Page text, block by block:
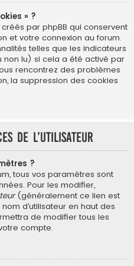
» ?
par phpBB qui conservent
et votre connexion au forum.
telles que les indicateurs
lu) si cela a été activé par
rencontrez des problèmes
la suppression des cookies
de l’utilisateur
?
tous vos paramètres sont
Pour les modifier,
(généralement ce lien est
d’utilisateur en haut des
de modifier tous les
compte.